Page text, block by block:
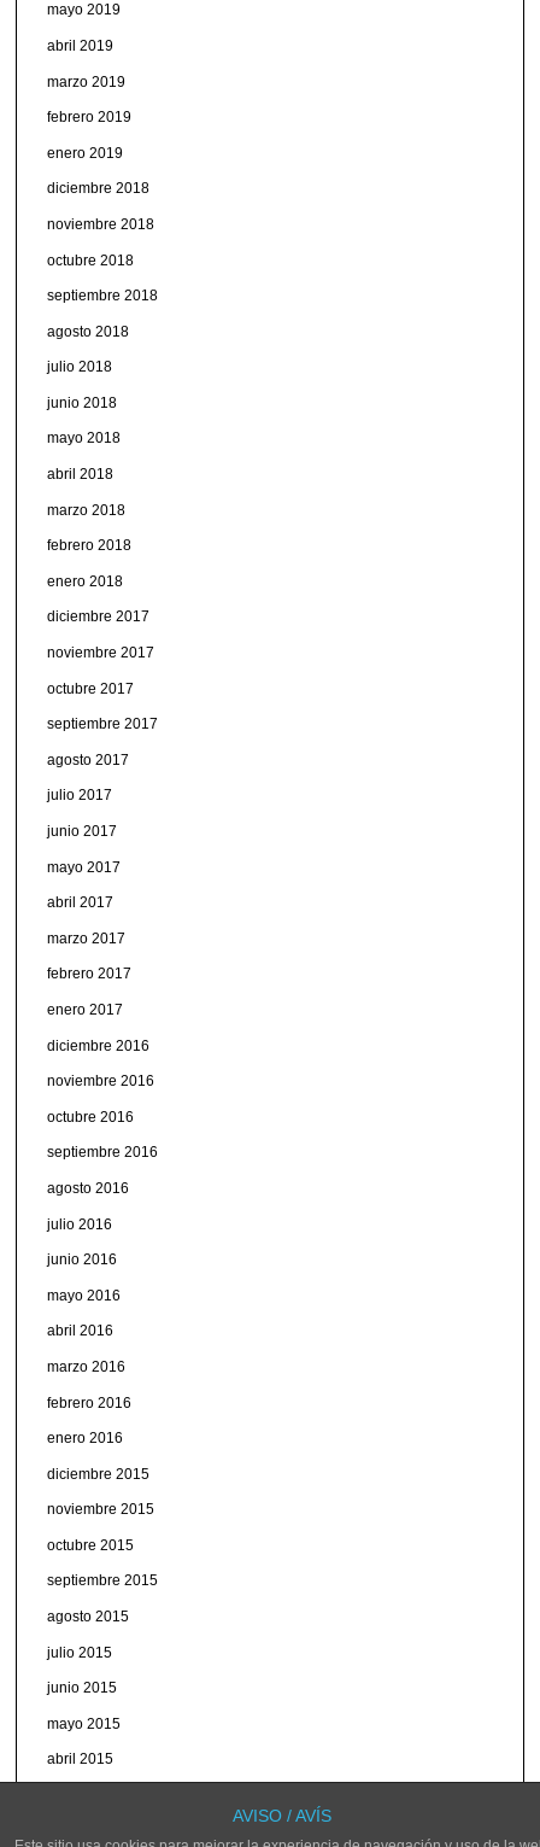
mayo 2019
abril 2019
marzo 2019
febrero 2019
enero 2019
diciembre 2018
noviembre 2018
octubre 2018
septiembre 2018
agosto 2018
julio 2018
junio 2018
mayo 2018
abril 2018
marzo 2018
febrero 2018
enero 2018
diciembre 2017
noviembre 2017
octubre 2017
septiembre 2017
agosto 2017
julio 2017
junio 2017
mayo 2017
abril 2017
marzo 2017
febrero 2017
enero 2017
diciembre 2016
noviembre 2016
octubre 2016
septiembre 2016
agosto 2016
julio 2016
junio 2016
mayo 2016
abril 2016
marzo 2016
febrero 2016
enero 2016
diciembre 2015
noviembre 2015
octubre 2015
septiembre 2015
agosto 2015
julio 2015
junio 2015
mayo 2015
abril 2015
AVISO / AVÍS